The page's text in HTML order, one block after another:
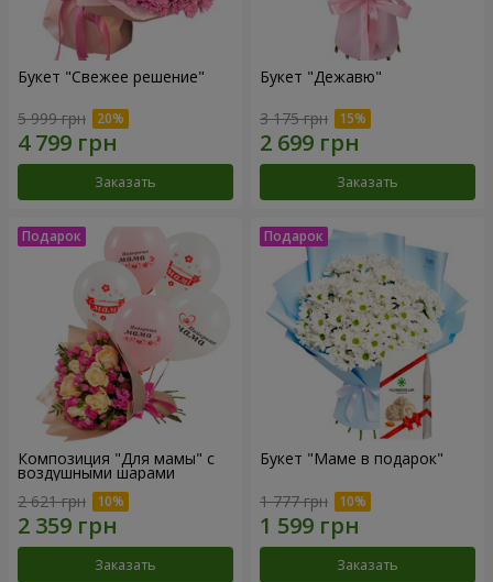
Букет "Свежее решение"
5 999 грн
Заказать
Букет "Дежавю"
3 175 грн
Заказать
Композиция "Для мамы" с
воздушными шарами
2 621 грн
Заказать
Букет "Маме в подарок"
1 777 грн
Заказать